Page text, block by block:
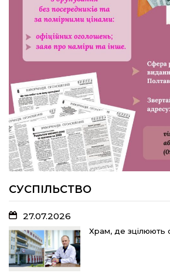
урожай: як
«імені Калашника»
У Розсошенцях
меморіальну дошку
захисника Дениса
22.07.2026
Волейболістки
громади вибороли
18.07.2026
СУСПІЛЬСТВО
27.07.2026
Храм, де зцілюють